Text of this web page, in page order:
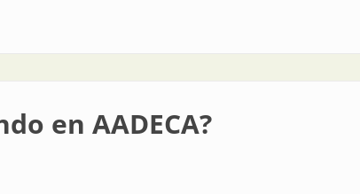
diálogo sincero sobre el rol de la Cámara en la actualidad
en AADECA?